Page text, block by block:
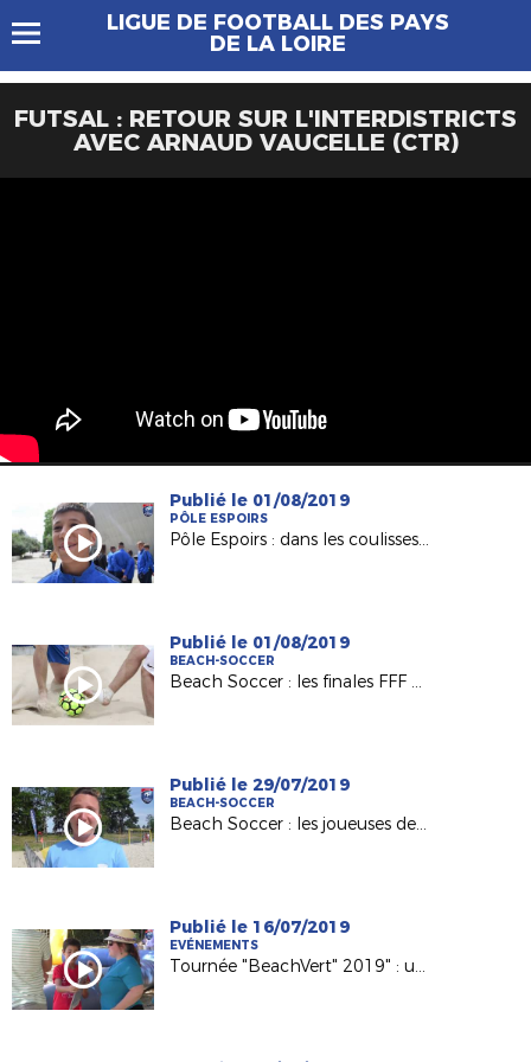
LIGUE DE FOOTBALL DES PAYS
DE LA LOIRE
FUTSAL : RETOUR SUR L'INTERDISTRICTS
AVEC ARNAUD VAUCELLE (CTR)
Publié le 01/08/2019
PÔLE ESPOIRS
Pôle Espoirs : dans les coulisses du clip des 2004 !
Publié le 01/08/2019
BEACH-SOCCER
Beach Soccer : les finales FFF en Vendée ce week-end !
Publié le 29/07/2019
BEACH-SOCCER
Beach Soccer : les joueuses de La Roche ESOF en finale !
Publié le 16/07/2019
EVÉNEMENTS
Tournée "BeachVert" 2019" : une belle première semaine !